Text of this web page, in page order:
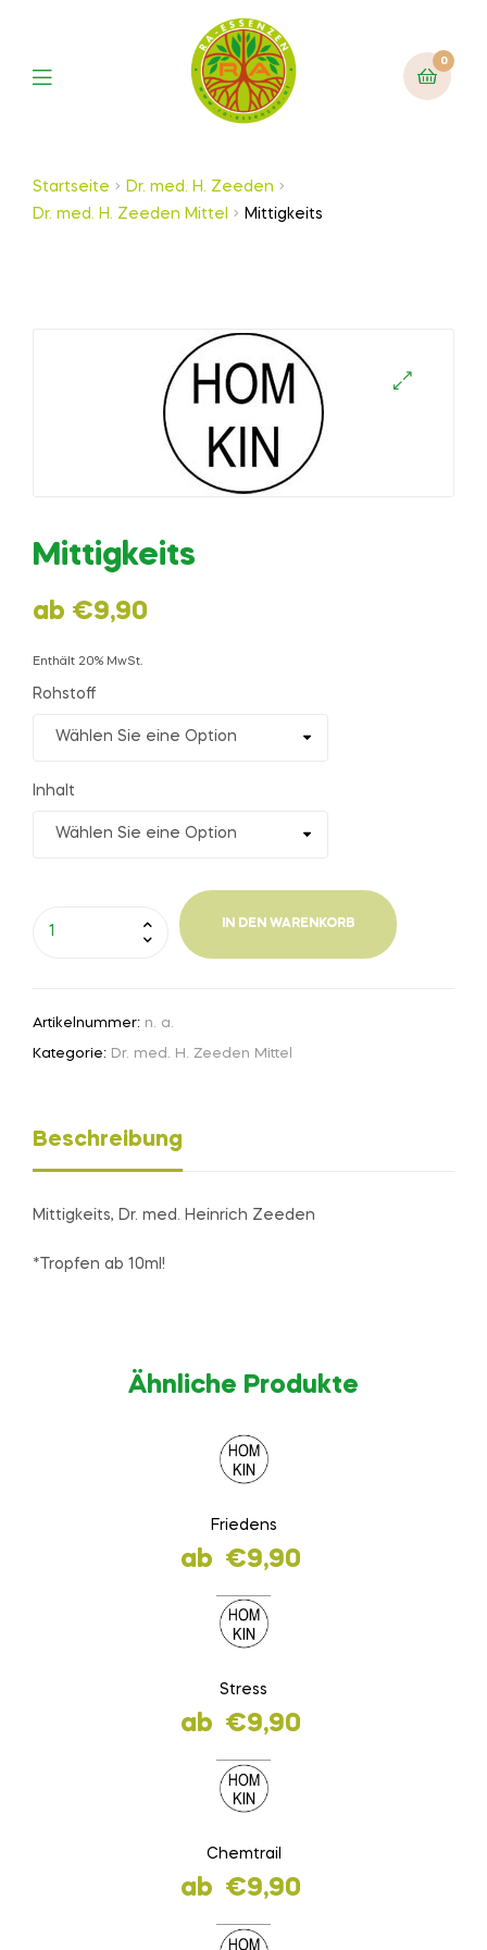
0
Startseite
Dr. med. H. Zeeden
Dr. med. H. Zeeden Mittel
Mittigkeits
Mittigkeits
ab €9,90
Enthält 20% MwSt.
Rohstoff
Inhalt
IN DEN WARENKORB
Artikelnummer: n. a.
Kategorie: Dr. med. H. Zeeden Mittel
Beschreibung
Mittigkeits, Dr. med. Heinrich Zeeden
*Tropfen ab 10ml!
Ähnliche Produkte
Friedens
ab €9,90
Stress
ab €9,90
Chemtrail
ab €9,90